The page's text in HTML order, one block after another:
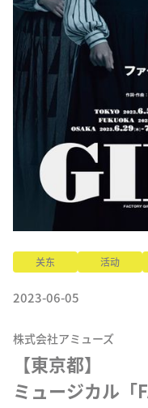
关东 活动
2023-06-05
株式会社アミューズ
【東京都】
ミュージカル「